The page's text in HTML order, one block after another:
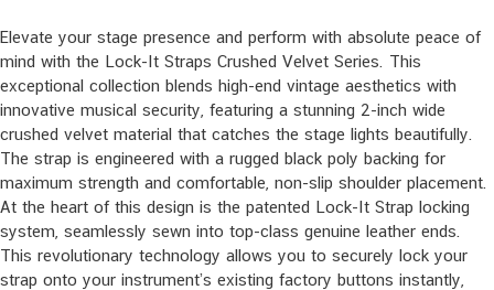
Elevate your stage presence and perform with absolute peace of
mind with the Lock-It Straps Crushed Velvet Series. This
exceptional collection blends high-end vintage aesthetics with
innovative musical security, featuring a stunning 2-inch wide
crushed velvet material that catches the stage lights beautifully.
The strap is engineered with a rugged black poly backing for
maximum strength and comfortable, non-slip shoulder placement.
At the heart of this design is the patented Lock-It Strap locking
system, seamlessly sewn into top-class genuine leather ends.
This revolutionary technology allows you to securely lock your
strap onto your instrument’s existing factory buttons instantly,